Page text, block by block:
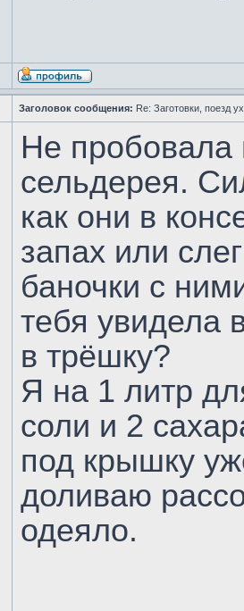
Заголовок сообщения: Re: Заготовки, поезд
Не пробовала
сельдерея.
как они в
запах или
баночки с
тебя увидела
в трёшку?
Я на 1 литр
соли и 2
под крышку
доливаю
одеяло.